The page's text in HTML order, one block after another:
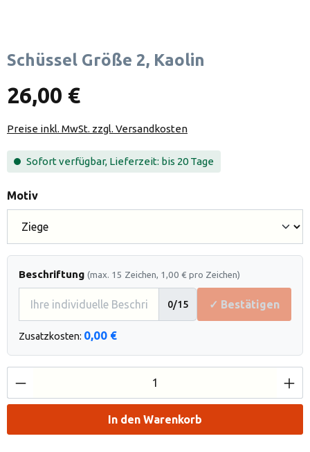
Schüssel Größe 2, Kaolin
26,00 €
Preise inkl. MwSt. zzgl. Versandkosten
Sofort verfügbar, Lieferzeit: bis 20 Tage
Motivauswählen
Beschriftung (max. 15 Zeichen, 1,00 € pro Zeichen)
0/15 ✓ Bestätigen
Zusatzkosten: 0,00 €
Produkt Anzahl: Gib den gewünschten
In den Warenkorb